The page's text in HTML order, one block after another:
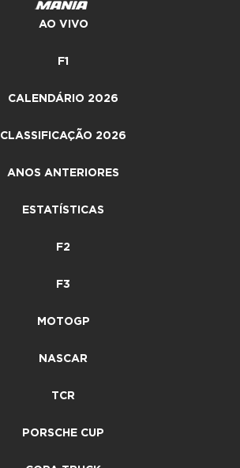
AO VIVO
F1
CALENDÁRIO 2026
CLASSIFICAÇÃO 2026
ANOS ANTERIORES
ESTATÍSTICAS
F2
F3
MOTOGP
NASCAR
TCR
PORSCHE CUP